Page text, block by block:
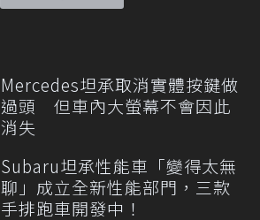
Mercedes坦承取消實體按鍵做
過頭 但車內大螢幕不會因此
消失
Subaru坦承性能車「變得太無
聊」成立全新性能部門，三款
手排跑車開發中！